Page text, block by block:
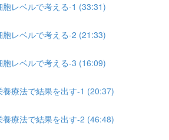
胞レベルで考える-1 (33:31)
胞レベルで考える-2 (21:33)
胞レベルで考える-3 (16:09)
養療法で結果を出す-1 (20:37)
養療法で結果を出す-2 (46:48)